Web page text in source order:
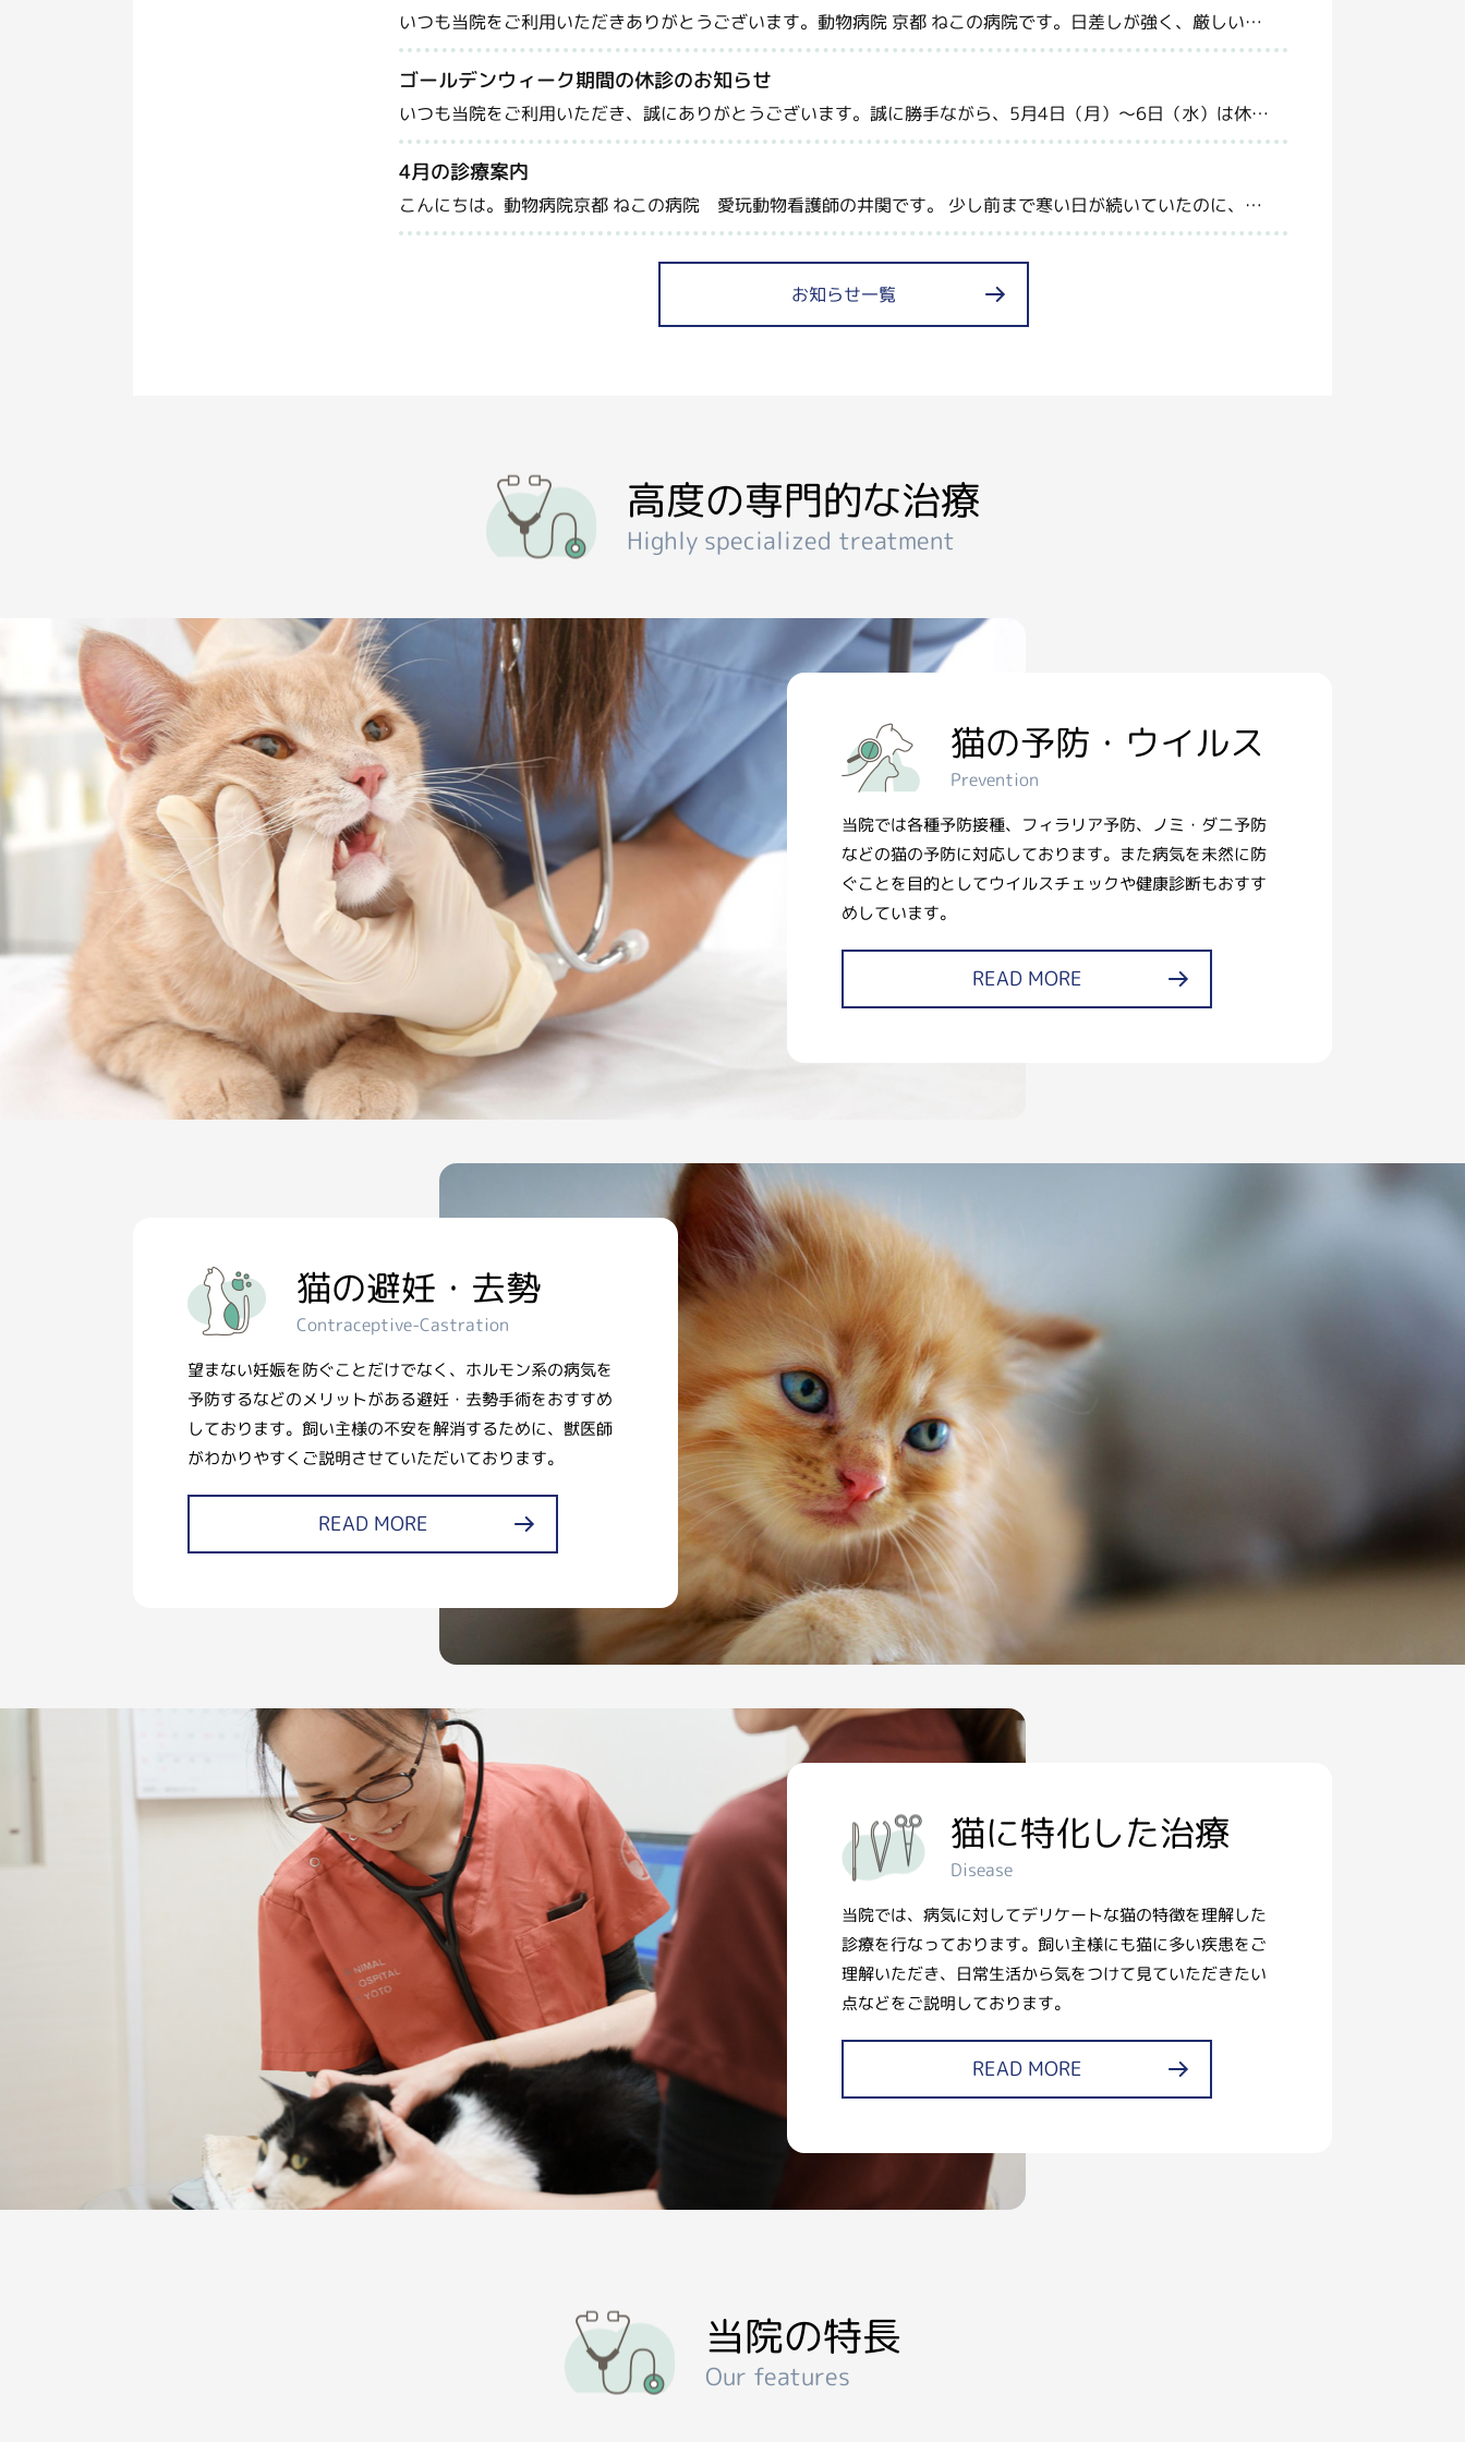
いつも当院をご利用いただきありがとうございます。動物病院 京都 ねこの病院です。日差しが強く、厳しい…
ゴールデンウィーク期間の休診のお知らせ
いつも当院をご利用いただき、誠にありがとうございます。誠に勝手ながら、5月4日（月）～6日（水）は休…
4月の診療案内
こんにちは。動物病院京都 ねこの病院 愛玩動物看護師の井関です。 少し前まで寒い日が続いていたのに、…
お知らせ一覧
高度の専門的な治療
Highly specialized treatment
猫の予防・ウイルス
Prevention
当院では各種予防接種、フィラリア予防、ノミ・ダニ予防
などの猫の予防に対応しております。また病気を未然に防
ぐことを目的としてウイルスチェックや健康診断もおすす
めしています。
READ MORE
猫の避妊・去勢
Contraceptive-Castration
望まない妊娠を防ぐことだけでなく、ホルモン系の病気を
予防するなどのメリットがある避妊・去勢手術をおすすめ
しております。飼い主様の不安を解消するために、獣医師
がわかりやすくご説明させていただいております。
READ MORE
猫に特化した治療
Disease
当院では、病気に対してデリケートな猫の特徴を理解した
診療を行なっております。飼い主様にも猫に多い疾患をご
理解いただき、日常生活から気をつけて見ていただきたい
点などをご説明しております。
READ MORE
当院の特長
Our features